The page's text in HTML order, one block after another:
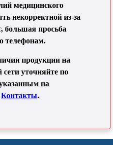
медицинского
некорректной из-за
большая просьба
телефонам.
продукции на
сети уточняйте по
на
Контакты.